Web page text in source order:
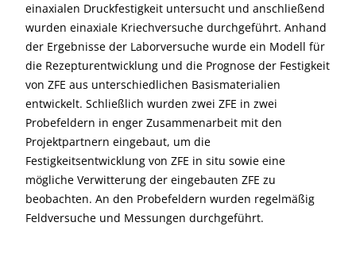
einaxialen Druckfestigkeit untersucht und anschließend
wurden einaxiale Kriechversuche durchgeführt. Anhand
der Ergebnisse der Laborversuche wurde ein Modell für
die Rezepturentwicklung und die Prognose der Festigkeit
von ZFE aus unterschiedlichen Basismaterialien
entwickelt. Schließlich wurden zwei ZFE in zwei
Probefeldern in enger Zusammenarbeit mit den
Projektpartnern eingebaut, um die
Festigkeitsentwicklung von ZFE in situ sowie eine
mögliche Verwitterung der eingebauten ZFE zu
beobachten. An den Probefeldern wurden regelmäßig
Feldversuche und Messungen durchgeführt.